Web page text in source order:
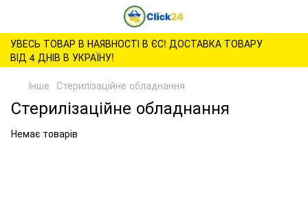
УВЕСЬ ТОВАР В НАЯВНОСТІ В ЄС! ДОСТАВКА ТОВАРУ
ВІД 4 ДНІВ В УКРАЇНУ!
Інше Стерилізаційне обладнання
Стерилізаційне обладнання
Немає товарів